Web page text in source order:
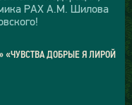
РАХ А.М. Шилова
«ЧУВСТВА ДОБРЫЕ Я ЛИРОЙ